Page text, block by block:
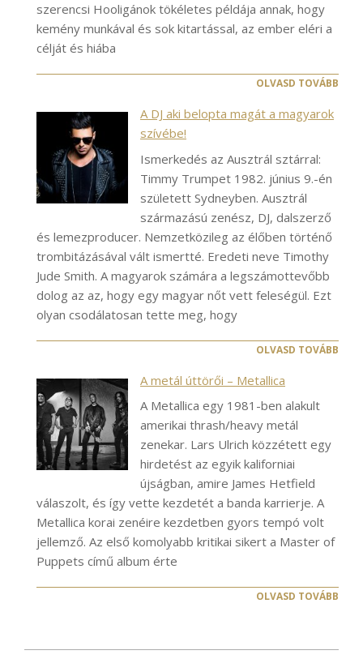
szerencsi Hooligánok tökéletes példája annak, hogy
kemény munkával és sok kitartással, az ember eléri a
célját és hiába
OLVASD TOVÁBB
A DJ aki belopta magát a magyarok
szívébe!
Ismerkedés az Ausztrál sztárral:
Timmy Trumpet 1982. június 9.-én
született Sydneyben. Ausztrál
származású zenész, DJ, dalszerző
és lemezproducer. Nemzetközileg az élőben történő
trombitázásával vált ismertté. Eredeti neve Timothy
Jude Smith. A magyarok számára a legszámottevőbb
dolog az az, hogy egy magyar nőt vett feleségül. Ezt
olyan csodálatosan tette meg, hogy
OLVASD TOVÁBB
A metál úttörői – Metallica
A Metallica egy 1981-ben alakult
amerikai thrash/heavy metál
zenekar. Lars Ulrich közzétett egy
hirdetést az egyik kaliforniai
újságban, amire James Hetfield
válaszolt, és így vette kezdetét a banda karrierje. A
Metallica korai zenéire kezdetben gyors tempó volt
jellemző. Az első komolyabb kritikai sikert a Master of
Puppets című album érte
OLVASD TOVÁBB